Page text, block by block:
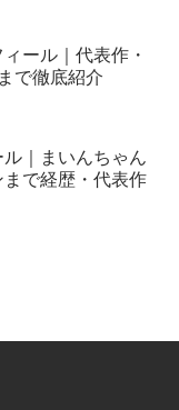
ール｜代表作・
で徹底紹介
｜まいんちゃん
で経歴・代表作